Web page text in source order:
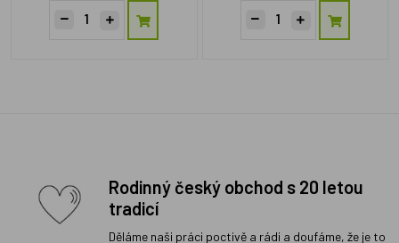
Rodinný český obchod s 20 letou
tradicí
Děláme naši práci poctivě a rádi a doufáme, že je to